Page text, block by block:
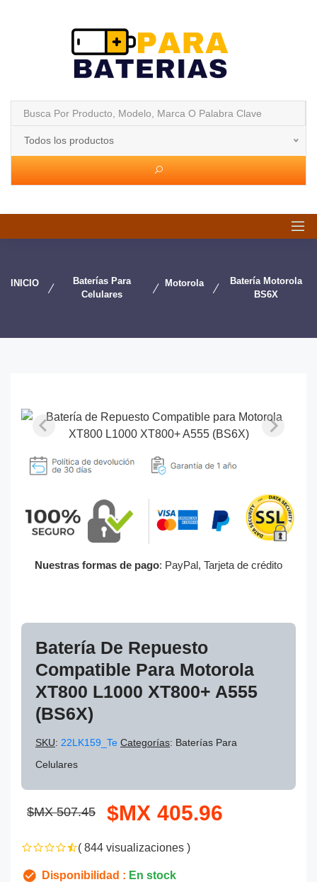
Todos los productos
INICIO
Baterías Para
Celulares
Motorola
Batería Motorola
BS6X
Nuestras formas de pago: PayPal, Tarjeta de crédito
Batería De Repuesto
Compatible Para Motorola
XT800 L1000 XT800+ A555
(BS6X)
SKU: 22LK159_Te Categorías: Baterías Para
Celulares
$MX 507.45 $MX 405.96
( 844 visualizaciones )
Disponibilidad : En stock